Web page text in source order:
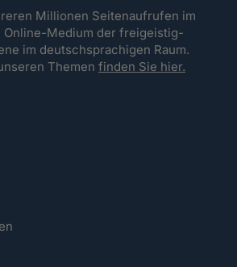
Millionen Seitenaufrufen im
Online-Medium der freigeistig-
im deutschsprachigen Raum.
Themenfinden Sie hier.